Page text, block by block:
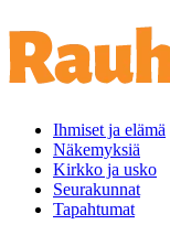
Ihmiset ja elämä
Näkemyksiä
Kirkko ja usko
Seurakunnat
Tapahtumat